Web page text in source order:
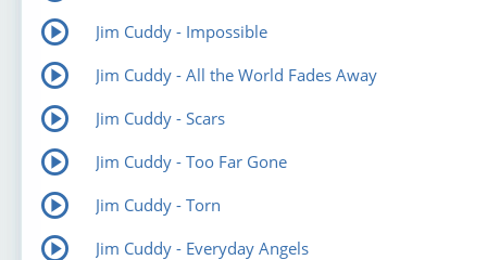
Jim Cuddy - Impossible
Jim Cuddy - All the World Fades Away
Jim Cuddy - Scars
Jim Cuddy - Too Far Gone
Jim Cuddy - Torn
Jim Cuddy - Everyday Angels